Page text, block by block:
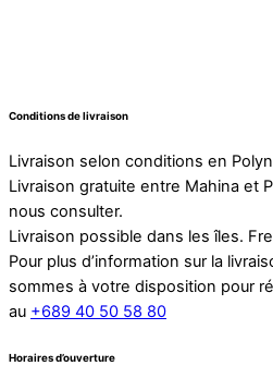
Conditions de livraison
Livraison selon conditions en
Livraison gratuite entre Mahina et
nous consulter.
Livraison possible dans les îles.
Pour plus d’information sur la
sommes à votre disposition pour
au +689 40 50 58 80
Horaires d’ouverture